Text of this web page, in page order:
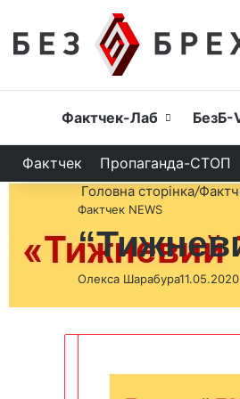
Головна
Фактчек-Лаб БезБ-
Фактчек Пропаганда-СТОП
Головна сторінка/
Фактчек NEWS
Олекса Шарабура11.05.2020